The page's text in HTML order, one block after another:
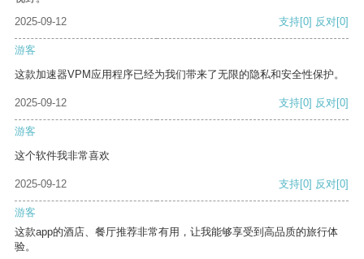
2025-09-12
支持[0] 反对[0]
游客
这款加速器VPM应用程序已经为我们带来了无限的隐私和安全性保护。
2025-09-12 支持[0] 反对[0]
游客
这个软件我非常喜欢
2025-09-12 支持[0] 反对[0]
游客
这款app的酒店、餐厅推荐非常有用，让我能够享受到高品质的旅行体
验。